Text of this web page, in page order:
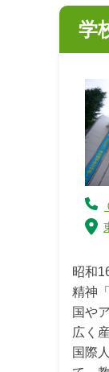
学
昭和
精神
国や
広く
国際